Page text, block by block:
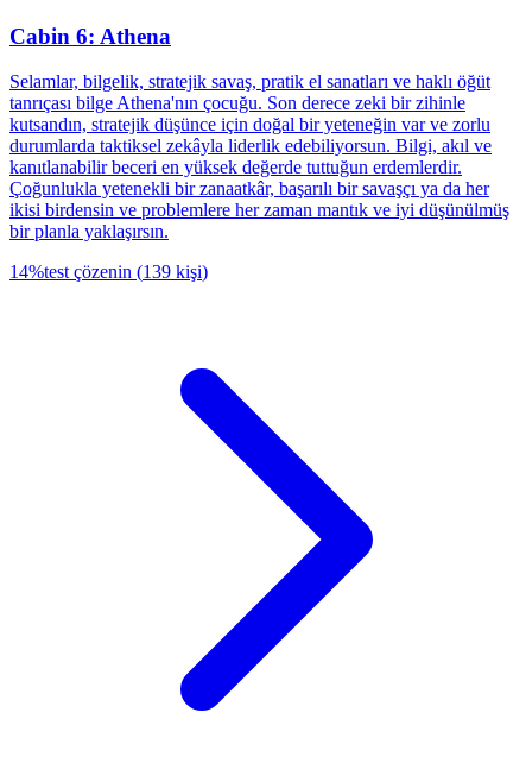
Cabin 6: Athena
Selamlar, bilgelik, stratejik savaş, pratik el sanatları ve haklı öğüt
tanrıçası bilge Athena'nın çocuğu. Son derece zeki bir zihinle
kutsandın, stratejik düşünce için doğal bir yeteneğin var ve zorlu
durumlarda taktiksel zekâyla liderlik edebiliyorsun. Bilgi, akıl ve
kanıtlanabilir beceri en yüksek değerde tuttuğun erdemlerdir.
Çoğunlukla yetenekli bir zanaatkâr, başarılı bir savaşçı ya da her
ikisi birdensin ve problemlere her zaman mantık ve iyi düşünülmüş
bir planla yaklaşırsın.
14%test çözenin (139 kişi)